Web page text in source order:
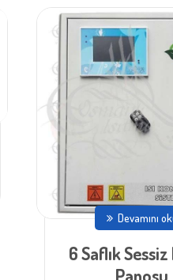
Devamını
6 Saflık Sessiz
Panosu